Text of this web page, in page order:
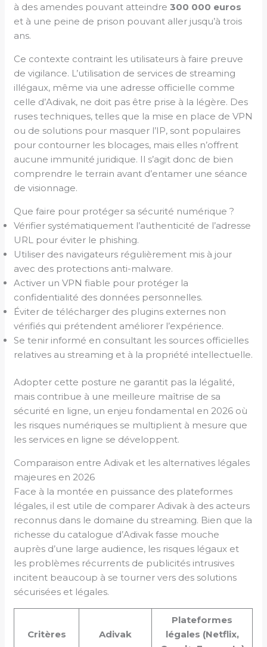
à des amendes pouvant atteindre300 000 euros
et à une peine de prison pouvant aller jusqu’à trois
ans.
Ce contexte contraint les utilisateurs à faire preuve
de vigilance. L’utilisation de services de streaming
illégaux, même via une adresse officielle comme
celle d’Adivak, ne doit pas être prise à la légère. Des
ruses techniques, telles que la mise en place de VPN
ou de solutions pour masquer l’IP, sont populaires
pour contourner les blocages, mais elles n’offrent
aucune immunité juridique. Il s’agit donc de bien
comprendre le terrain avant d’entamer une séance
de visionnage.
Que faire pour protéger sa sécurité numérique ?
Vérifier systématiquement l’authenticité de l’adresse
URL pour éviter le phishing.
Utiliser des navigateurs régulièrement mis à jour
avec des protections anti-malware.
Activer un VPN fiable pour protéger la
confidentialité des données personnelles.
Éviter de télécharger des plugins externes non
vérifiés qui prétendent améliorer l’expérience.
Se tenir informé en consultant les sources officielles
relatives au streaming et à la propriété intellectuelle.
Adopter cette posture ne garantit pas la légalité,
mais contribue à une meilleure maîtrise de sa
sécurité en ligne, un enjeu fondamental en 2026 où
les risques numériques se multiplient à mesure que
les services en ligne se développent.
Comparaison entre Adivak et les alternatives légales
majeures en 2026
Face à la montée en puissance des plateformes
légales, il est utile de comparer Adivak à des acteurs
reconnus dans le domaine du streaming. Bien que la
richesse du catalogue d’Adivak fasse mouche
auprès d’une large audience, les risques légaux et
les problèmes récurrents de publicités intrusives
incitent beaucoup à se tourner vers des solutions
sécurisées et légales.
Critères Adivak
Plateformes
légales (Netflix,